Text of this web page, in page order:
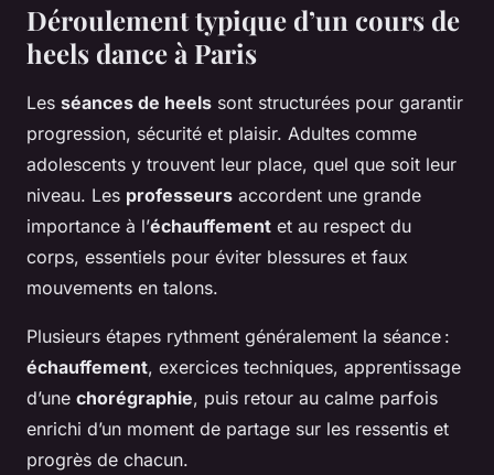
Déroulement typique d’un cours de
heels dance à Paris
Les séances de heels sont structurées pour garantir
progression, sécurité et plaisir. Adultes comme
adolescents y trouvent leur place, quel que soit leur
niveau. Les professeurs accordent une grande
importance à l’échauffement et au respect du
corps, essentiels pour éviter blessures et faux
mouvements en talons.
Plusieurs étapes rythment généralement la séance :
échauffement, exercices techniques, apprentissage
d’une chorégraphie, puis retour au calme parfois
enrichi d’un moment de partage sur les ressentis et
progrès de chacun.